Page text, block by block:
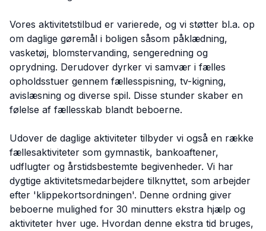
Vores aktivitetstilbud er varierede, og vi støtter bl.a. op
om daglige gøremål i boligen såsom påklædning,
vasketøj, blomstervanding, sengeredning og
oprydning. Derudover dyrker vi samvær i fælles
opholdsstuer gennem fællesspisning, tv-kigning,
avislæsning og diverse spil. Disse stunder skaber en
følelse af fællesskab blandt beboerne.
Udover de daglige aktiviteter tilbyder vi også en række
fællesaktiviteter som gymnastik, bankoaftener,
udflugter og årstidsbestemte begivenheder. Vi har
dygtige aktivitetsmedarbejdere tilknyttet, som arbejder
efter 'klippekortsordningen'. Denne ordning giver
beboerne mulighed for 30 minutters ekstra hjælp og
aktiviteter hver uge. Hvordan denne ekstra tid bruges,